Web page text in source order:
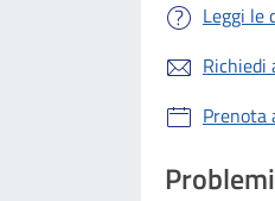
Leggi le
Richiedi
Prenota